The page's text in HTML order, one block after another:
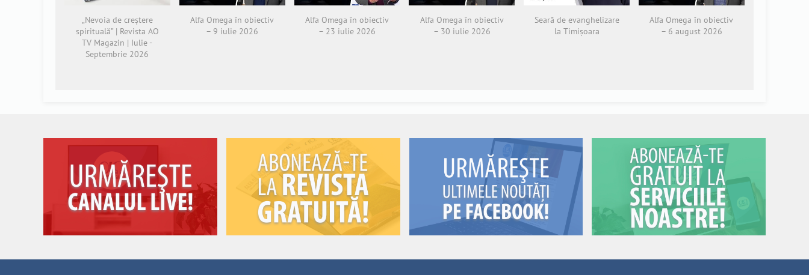
„Nevoia de creștere
spirituală” | Revista AO
TV Magazin | Iulie -
Septembrie 2026
Alfa Omega în obiectiv
– 9 iulie 2026
Alfa Omega în obiectiv
– 23 iulie 2026
Alfa Omega în obiectiv
– 30 iulie 2026
Seară de evanghelizare
la Timișoara
Alfa Omega în obiectiv
– 6 august 2026